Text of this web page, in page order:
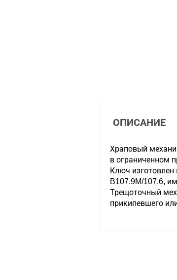
ОПИСАНИЕ
Храповый
в ограниченном
Ключ изготовлен
B107.9M/107.6,
Трещоточный
прикипевшего